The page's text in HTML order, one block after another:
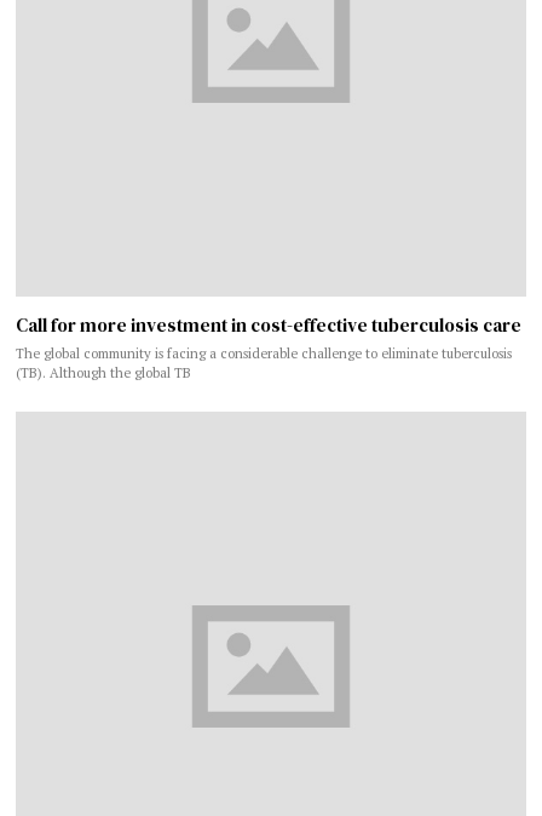
Call for more investment in cost-effective tuberculosis care
The global community is facing a considerable challenge to eliminate tuberculosis
(TB). Although the global TB